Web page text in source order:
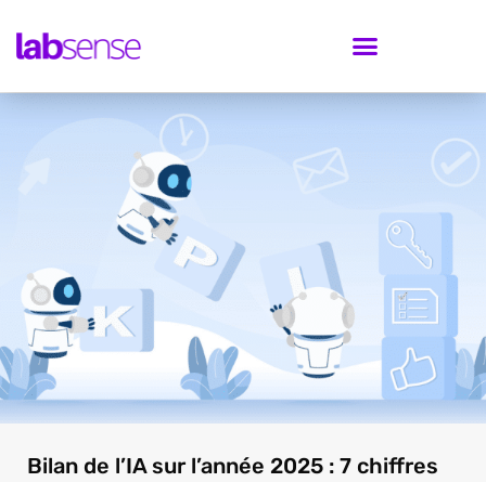
Bilan de l’IA sur l’année 2025 : 7 chiffres